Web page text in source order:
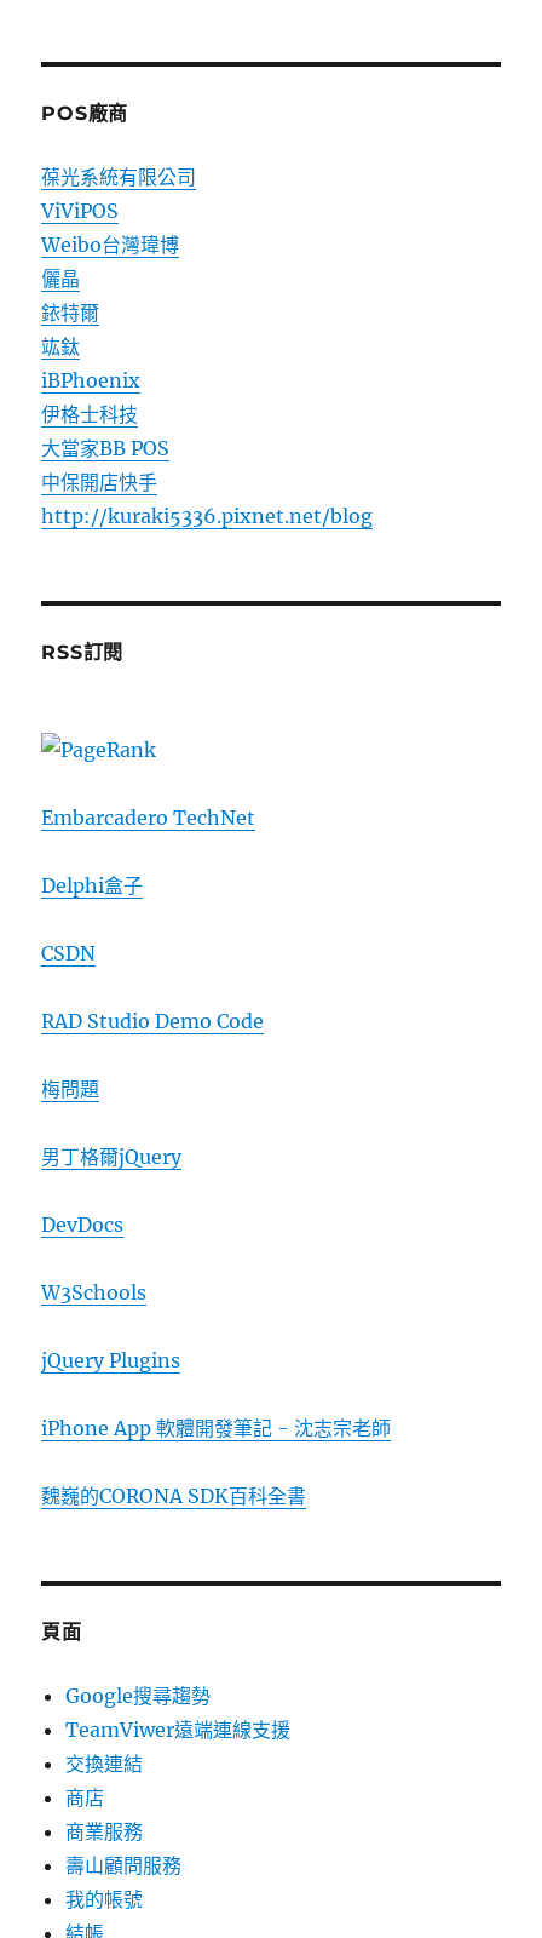
POS廠商
葆光系統有限公司
ViViPOS
Weibo台灣瑋博
儷晶
銥特爾
竑鈦
iBPhoenix
伊格士科技
大當家BB POS
中保開店快手
http://kuraki5336.pixnet.net/blog
RSS訂閱
Embarcadero TechNet
Delphi盒子
CSDN
RAD Studio Demo Code
梅問題
男丁格爾jQuery
DevDocs
W3Schools
jQuery Plugins
iPhone App 軟體開發筆記 - 沈志宗老師
魏巍的CORONA SDK百科全書
頁面
Google搜尋趨勢
TeamViwer遠端連線支援
交換連結
商店
商業服務
壽山顧問服務
我的帳號
結帳